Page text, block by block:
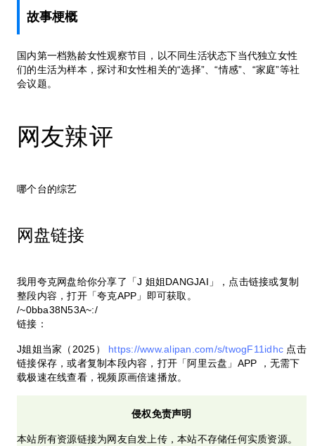
故事梗概
国内第一档熟龄女性观察节目，以不同生活状态下当代独立女性
们的生活为样本，探讨和女性相关的“选择”、“情感”、“家庭”等社
会议题。
网友辣评
哪个台的综艺
网盘链接
我用夸克网盘给你分享了「J 姐姐DANGJAI」，点击链接或复制
整段内容，打开「夸克APP」即可获取。
/~0bba38N53A~:/
链接：
J姐姐当家（2025） https://www.alipan.com/s/twogF11idhc 点击
链接保存，或者复制本段内容，打开「阿里云盘」APP ，无需下
载极速在线查看，视频原画倍速播放。
侵权免责声明
本站所有资源链接为网友自发上传，本站不存储任何实质资源。